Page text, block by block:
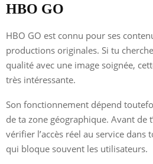
HBO GO
HBO GO est connu pour ses
productions originales. Si tu
qualité avec une image soignée,
très intéressante.
Son fonctionnement dépend
de ta zone géographique. Avant de
vérifier l’accès réel au service dans
qui bloque souvent les utilisateurs.